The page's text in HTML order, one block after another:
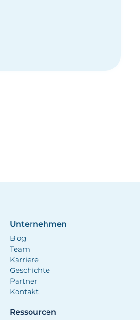
Unternehmen
Blog
Team
Karriere
Geschichte
Partner
Kontakt
Ressourcen